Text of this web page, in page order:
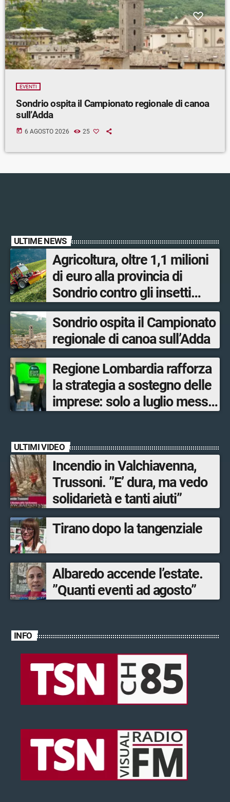
EVENTI
Sondrio ospita il Campionato regionale di canoa
sull’Adda
today 6 AGOSTO 2026 25
ULTIME NEWS
Agricoltura, oltre 1,1 milioni
di euro alla provincia di
Sondrio contro gli insetti
nocivi
Sondrio ospita il Campionato
regionale di canoa sull’Adda
Regione Lombardia rafforza
la strategia a sostegno delle
imprese: solo a luglio messe
ULTIMI VIDEO
Incendio in Valchiavenna,
Trussoni. ”E’ dura, ma vedo
solidarietà e tanti aiuti”
Tirano dopo la tangenziale
Albaredo accende l’estate.
”Quanti eventi ad agosto”
INFO